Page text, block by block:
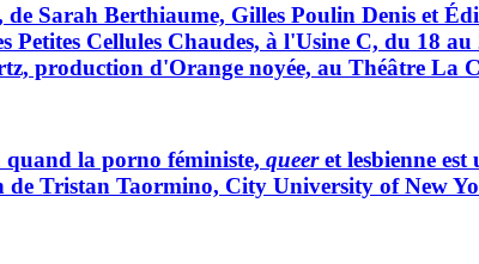
de Sarah Berthiaume, Gilles Poulin Denis et
Cellules Chaudes, à l'Usine C, du 18 au
production d'Orange noyée, au Théâtre La
la porno féministe, queeret lesbienne est
de Tristan Taormino, City University of New